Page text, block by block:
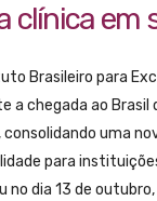
clínica em
Brasileiro para
a chegada ao Brasil
consolidando uma
para
no dia 13 de outubro,